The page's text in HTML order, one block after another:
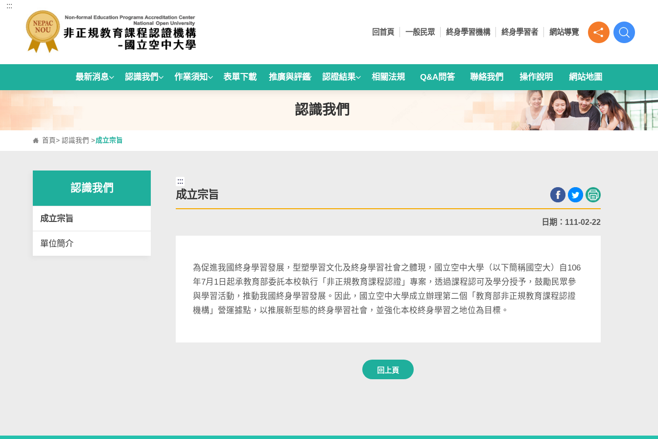
跳到主要內容區塊
:::
回首頁 一般民眾 終身學習機構 終身學習者 網站導覽
最新消息 認識我們 作業須知 表單下載 推廣與評鑑 認證結果 相關法規 Q&A問答 聯絡我們 操作說明 網站地圖
認識我們
首頁>認識我們 >成立宗旨
認識我們
成立宗旨
單位簡介
:::
成立宗旨
日期：111-02-22
為促進我國終身學習發展，型塑學習文化及終身學習社會之體現，國立空中大學（以下簡稱國空大）自106
年7月1日起承教育部委託本校執行「非正規教育課程認證」專案，透過課程認可及學分授予，鼓勵民眾參
與學習活動，推動我國終身學習發展。因此，國立空中大學成立辦理第二個「教育部非正規教育課程認證
機構」營運據點，以推展新型態的終身學習社會，並強化本校終身學習之地位為目標。
回上頁